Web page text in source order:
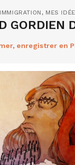
IMMIGRATION , MES
GORDIEN
enregistrer en